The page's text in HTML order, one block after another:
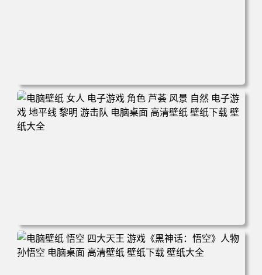
电脑壁纸 科幻 小说 奇幻 太空 星星 行星 破碎 电脑桌面 高
清壁纸 壁纸下载 壁纸大全
电脑壁纸 女人 电子游戏 角色 芦荟 风景 自然 电子游戏 地平
线 黎明 游击队 电脑桌面 高清壁纸 壁纸下载 壁纸大全